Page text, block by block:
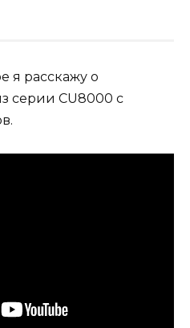
я расскажу о
серии CU8000 с